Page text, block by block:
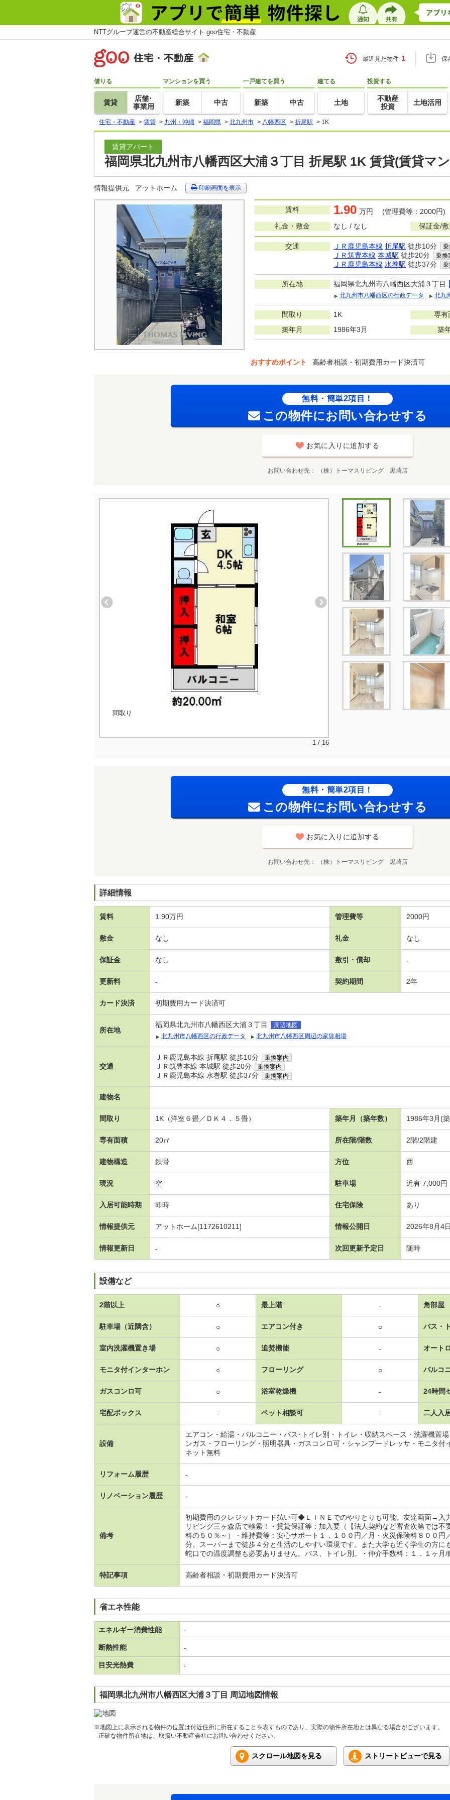
NTTグループ運営の不動産総合サイト goo住宅・不動産
最近見た物件 1 保
借りる
賃貸
店舗･
事業用
マンションを買う
新築 中古
一戸建てを買う
新築 中古
建てる
土地
投資する
不動産
投資
土地活用
住宅・不動産 > 賃貸 > 九州・沖縄 > 福岡県 > 北九州市 > 八幡西区 > 折尾駅 > 1K
賃貸アパート
福岡県北九州市八幡西区大浦３丁目 折尾駅 1K 賃貸(賃貸マ
情報提供元 アットホーム 印刷画面を表示
賃料 1.90 万円 (管理費等：2000円)
礼金・敷金
なし / なし 保証金/
交通 ＪＲ鹿児島本線 折尾駅 徒歩10分 乗
ＪＲ筑豊本線 本城駅 徒歩20分 乗換
ＪＲ鹿児島本線 水巻駅 徒歩37分 乗
所在地 福岡県北九州市八幡西区大浦３丁目
北九州市八幡西区の行政データ
北九
間取り 1K 専有
築年月 1986年3月 築
おすすめポイント 高齢者相談・初期費用カード決済可
無料・簡単2項目！
この物件にお問い合わせする
お気に入りに追加する
お問い合わせ先 （株）トーマスリビング 黒崎店
間取り
1 / 16
無料・簡単2項目！
この物件にお問い合わせする
お気に入りに追加する
お問い合わせ先 （株）トーマスリビング 黒崎店
詳細情報
賃料 1.90万円 管理費等 2000円
敷金 なし 礼金 なし
保証金 なし 敷引・償却 -
更新料 - 契約期間 2年
カード決済 初期費用カード決済可
所在地
福岡県北九州市八幡西区大浦３丁目
周辺地図
北九州市八幡西区の行政データ
北九州市八幡西区周辺の家賃相場
交通
ＪＲ鹿児島本線 折尾駅 徒歩10分 乗換案内
ＪＲ筑豊本線 本城駅 徒歩20分 乗換案内
ＪＲ鹿児島本線 水巻駅 徒歩37分 乗換案内
建物名
間取り 1K（洋室６畳／ＤＫ４．５畳） 築年月（築年数） 1986年3月(
専有面積 20㎡ 所在階/階数 2階/2階建
建物構造 鉄骨 方位 西
現況 空 駐車場 近有 7,000円
入居可能時期 即時 住宅保険 あり
情報提供元 アットホーム[1172610211] 情報公開日 2026年8月4日
情報更新日 - 次回更新予定日 随時
設備など
2階以上 ○ 最上階 - 角部屋
駐車場（近隣含） ○ エアコン付き ○ バス・
室内洗濯機置き場 ○ 追焚機能 - オート
モニタ付インターホン ○ フローリング ○ バルコ
ガスコンロ可 ○ 浴室乾燥機 - 24時間
宅配ボックス - ペット相談可 - 二人入
設備
エアコン・給湯・バルコニー・バス･トイレ別・トイレ・収納スペース・洗濯機置
ンガス・フローリング・照明器具・ガスコンロ可・シャンプードレッサ・モニタ付
ネット無料
リフォーム履歴 -
リノベーション履歴 -
備考
初期費用のクレジットカード払い可◆ＬＩＮＥでのやりとりも可能。友達画面→入
リビング三ヶ森店で検索！・賃貸保証等：加入要（【法人契約など審査次第では
料の５０％～）・維持費等：安心サポート１，１００円／月・火災保険料８００円
分。スーパーまで徒歩４分と生活のしやすい環境です。また大学も近く学生の方に
蛇口での温度調整も必要ありません。バス、トイレ別。・仲介手数料：１．１ヶ月/
特記事項 高齢者相談・初期費用カード決済可
省エネ性能
エネルギー消費性能 -
断熱性能 -
目安光熱費 -
福岡県北九州市八幡西区大浦３丁目 周辺地図情報
※地図上に表示される物件の位置は付近住所に所在することを表すものであり、実際の物件所在地とは異なる場合がございます。
正確な物件所在地は、取扱い不動産会社にお問い合わせください。
スクロール地図を見る ストリートビューで見る